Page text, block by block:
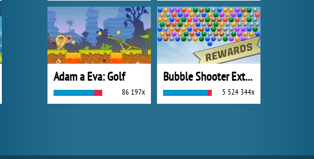
Adam a Eva: Golf
86 197x
Bubble Shooter Extreme
5 524 344x